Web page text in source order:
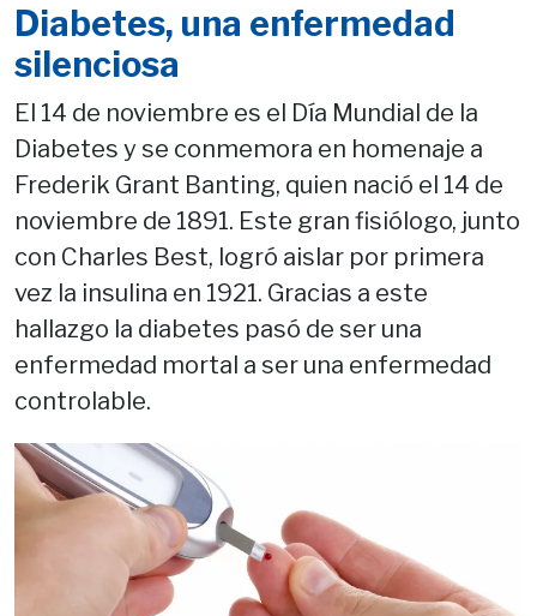
Diabetes, una enfermedad
silenciosa
El 14 de noviembre es el Día Mundial de la
Diabetes y se conmemora en homenaje a
Frederik Grant Banting, quien nació el 14 de
noviembre de 1891. Este gran fisiólogo, junto
con Charles Best, logró aislar por primera
vez la insulina en 1921. Gracias a este
hallazgo la diabetes pasó de ser una
enfermedad mortal a ser una enfermedad
controlable.